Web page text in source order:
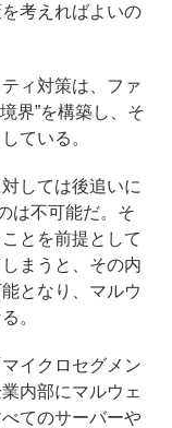
考えればよいの
ィ対策は、ファ
界”を構築し、そ
ている。
しては後追いに
は不可能だ。そ
とを前提として
まうと、その内
となり、マルウ
。
イクロセグメン
内部にマルウェ
てのサーバーや